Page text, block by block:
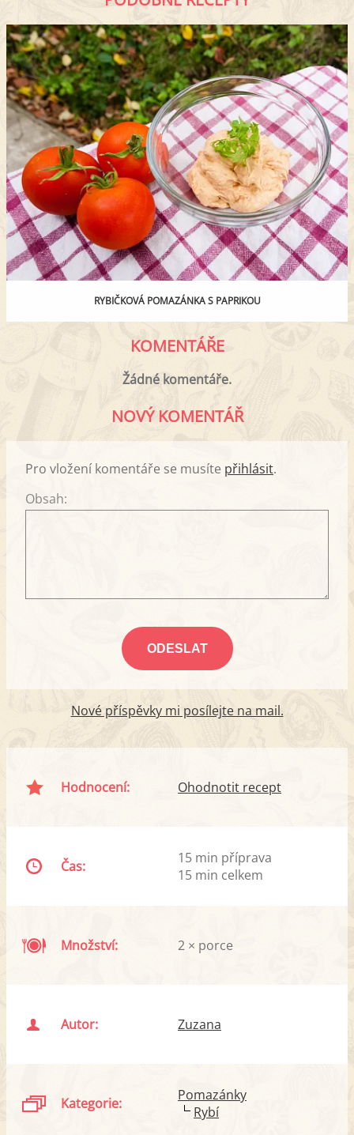
RYBIČKOVÁ POMAZÁNKA S PAPRIKOU
KOMENTÁŘE
Žádné komentáře.
NOVÝ KOMENTÁŘ
Pro vložení komentáře se musíte přihlásit.
Obsah:
Nové příspěvky mi posílejte na mail.
Hodnocení: Ohodnotit recept
Čas:
15 min příprava
15 min celkem
Množství: 2 × porce
Autor: Zuzana
Kategorie:
Pomazánky
Rybí